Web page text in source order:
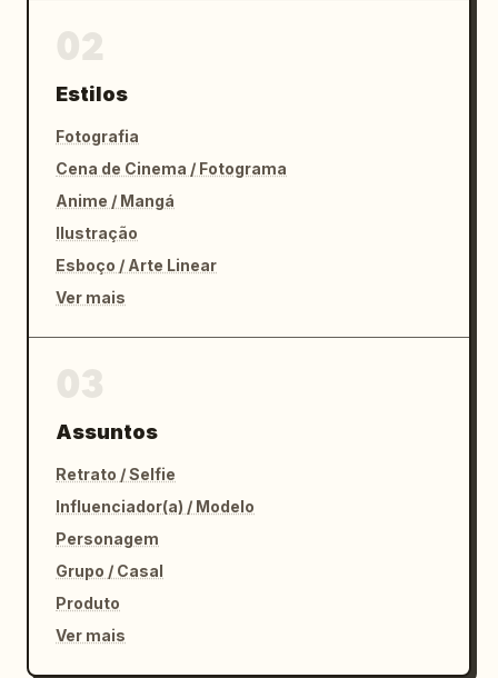
Estilos
Fotografia
Cena de Cinema / Fotograma
Anime / Mangá
Ilustração
Esboço / Arte Linear
Ver mais
Assuntos
Retrato / Selfie
Influenciador(a) / Modelo
Personagem
Grupo / Casal
Produto
Ver mais